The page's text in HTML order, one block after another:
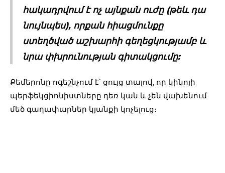
հակադրվում է ոչ այնքան ուժը (թեև դա
նույնպես), որքան հիացմունքը
ստեղծված աշխարհի գեղեցկությամբ և
նրա փխրունության գիտակցումը:
Քեմերոնը ոգեշնչում է՝ ցույց տալով, որ կինոյի
պերֆեկցիոնիստները դեռ կան և չեն վախենում
մեծ գաղափարներ կյանքի կոչելուց։